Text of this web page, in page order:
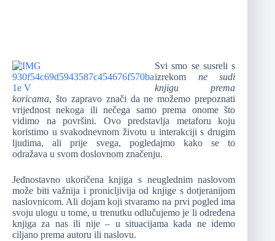
Svi smo se susreli s
izrekom ne sudi
knjigu prema
koricama, što zapravo znači da ne možemo prepoznati
vrijednost nekoga ili nečega samo prema onome što
vidimo na površini. Ovo predstavlja metaforu koju
koristimo u svakodnevnom životu u interakciji s drugim
ljudima, ali prije svega, pogledajmo kako se to
odražava u svom doslovnom značenju.
Jednostavno ukoričena knjiga s neuglednim naslovom
može biti važnija i pronicljivija od knjige s dotjeranijom
naslovnicom. Ali dojam koji stvaramo na prvi pogled ima
svoju ulogu u tome, u trenutku odlučujemo je li određena
knjiga za nas ili nije – u situacijama kada ne idemo
ciljano prema autoru ili naslovu.